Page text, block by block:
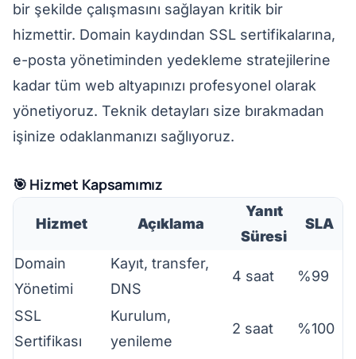
bir şekilde çalışmasını sağlayan kritik bir
hizmettir. Domain kaydından SSL sertifikalarına,
e-posta yönetiminden yedekleme stratejilerine
kadar tüm web altyapınızı profesyonel olarak
yönetiyoruz. Teknik detayları size bırakmadan
işinize odaklanmanızı sağlıyoruz.
🎯 Hizmet Kapsamımız
Hizmet Açıklama
Yanıt
Süresi
SLA
Domain
Yönetimi
Kayıt, transfer,
DNS
4 saat %99
SSL
Sertifikası
Kurulum,
yenileme
2 saat %100